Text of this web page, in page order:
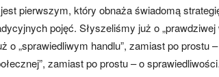
pierwszym, który obnaża świadomą
pojęć. Słyszeliśmy już o
o „sprawiedliwym handlu”, zamiast po prostu
zamiast po prostu – o